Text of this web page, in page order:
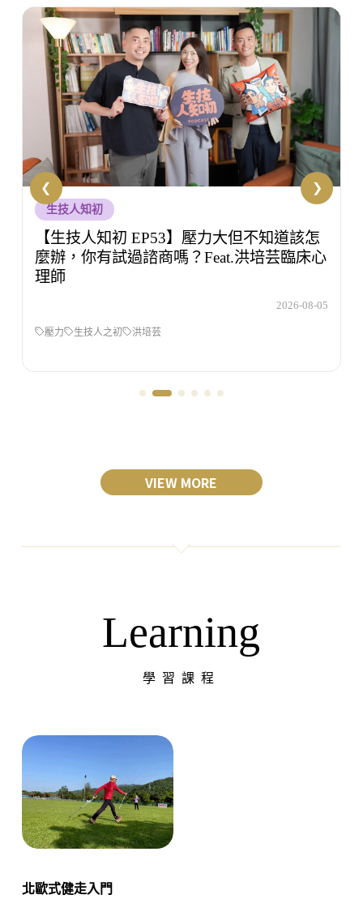
敏敏輕鬆學
【敏敏輕鬆學 EP51】主管以後只能佛系
當？勞基法專家小米老師：說話方式才是合
規關鍵
2026-08-04
敏敏輕鬆學 吳虹儀 職場霸凌
VIEW MORE
Learning
學習課程
北歐式健走入門